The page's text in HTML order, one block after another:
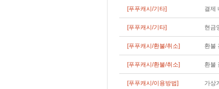
[푸푸캐시/기타] 결제
[푸푸캐시/기타] 현금
[푸푸캐시/환불/취소] 환불
[푸푸캐시/환불/취소] 환불
[푸푸캐시/이용방법] 가상